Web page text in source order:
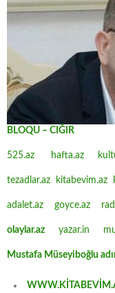
BLOQU – CIĞIR
525.az hafta.az
tezadlar.az kitabevim.az
adalet.az goyce.az
olaylar.az yazar.in
Mustafa Müseyiboğlu